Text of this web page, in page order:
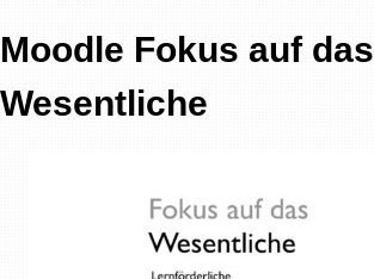
Moodle Fokus auf das
Wesentliche